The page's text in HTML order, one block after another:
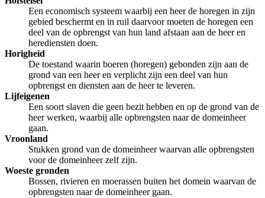
Een economisch systeem waarbij een heer de horegen in zijn
gebied beschermt en in ruil daarvoor moeten de horegen een
deel van de opbrengst van hun land afstaan aan de heer en
herediensten doen.
Horigheid
De toestand waarin boeren (horegen) gebonden zijn aan de
grond van een heer en verplicht zijn een deel van hun
opbrengst en diensten aan de heer te leveren.
Lijfeigenen
Een soort slaven die geen bezit hebben en op de grond van de
heer werken, waarbij alle opbrengsten naar de domeinheer
gaan.
Vroonland
Stukken grond van de domeinheer waarvan alle opbrengsten
voor de domeinheer zelf zijn.
Woeste gronden
Bossen, rivieren en moerassen buiten het domein waarvan de
opbrengsten naar de domeinheer gaan.